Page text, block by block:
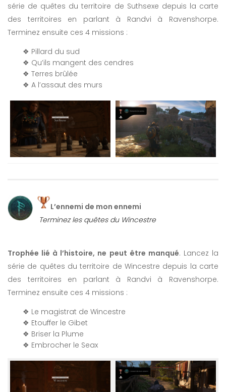
série de quêtes du territoire de Suthsexe depuis la carte
des territoires en parlant à Randvi à Ravenshorpe.
Terminez ensuite ces 4 missions :
❖ Pillard du sud
❖ Qu’ils mangent des cendres
❖ Terres brûlée
❖ A l’assaut des murs
L’ennemi de mon ennemi
Terminez les quêtes du Wincestre
Trophée lié à l’histoire, ne peut être manqué. Lancez la
série de quêtes du territoire de Wincestre depuis la carte
des territoires en parlant à Randvi à Ravenshorpe.
Terminez ensuite ces 4 missions :
❖ Le magistrat de Wincestre
❖ Etouffer le Gibet
❖ Briser la Plume
❖ Embrocher le Seax